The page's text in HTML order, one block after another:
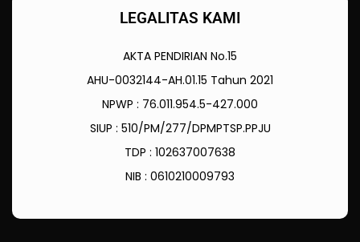
LEGALITAS KAMI
AKTA PENDIRIAN No.15
AHU-0032144-AH.01.15 Tahun 2021
NPWP : 76.011.954.5-427.000
SIUP : 510/PM/277/DPMPTSP.PPJU
TDP : 102637007638
NIB : 0610210009793